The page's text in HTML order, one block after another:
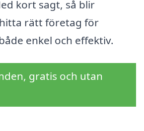
kort sagt, så blir
rätt företag för
enkel och effektiv.
gratis och utan